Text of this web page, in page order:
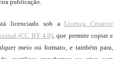
publicação.
licenciado sob a Licença Creative
(CC BY 4.0) , que permite copiar e
meio ou formato, e também para,